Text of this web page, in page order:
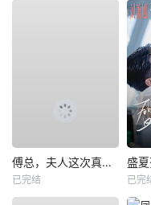
傅总，夫人这次真的死了
已完结
盛
已完